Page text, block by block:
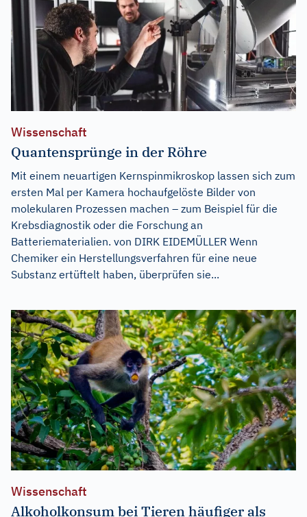
Wissenschaft
Quantensprünge in der Röhre
Mit einem neuartigen Kernspinmikroskop lassen sich zum
ersten Mal per Kamera hochaufgelöste Bilder von
molekularen Prozessen machen – zum Beispiel für die
Krebsdiagnostik oder die Forschung an
Batteriematerialien. von DIRK EIDEMÜLLER Wenn
Chemiker ein Herstellungsverfahren für eine neue
Substanz ertüftelt haben, überprüfen sie...
Wissenschaft
Alkoholkonsum bei Tieren häufiger als